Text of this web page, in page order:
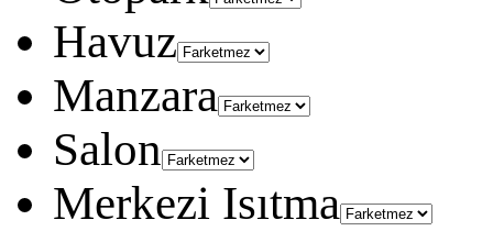
Havuz
Manzara
Salon
Merkezi Isıtma